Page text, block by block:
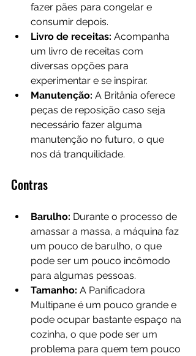
fazer pães para congelar e
consumir depois.
Livro de receitas: Acompanha
um livro de receitas com
diversas opções para
experimentar e se inspirar.
Manutenção: A Britânia oferece
peças de reposição caso seja
necessário fazer alguma
manutenção no futuro, o que
nos dá tranquilidade.
Contras
Barulho: Durante o processo de
amassar a massa, a máquina faz
um pouco de barulho, o que
pode ser um pouco incômodo
para algumas pessoas.
Tamanho: A Panificadora
Multipane é um pouco grande e
pode ocupar bastante espaço na
cozinha, o que pode ser um
problema para quem tem pouco